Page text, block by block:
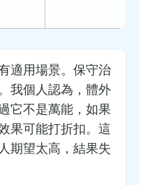
適用場景。保守治
我個人認為，體外
它不是萬能，如果
果可能打折扣。這
期望太高，結果失